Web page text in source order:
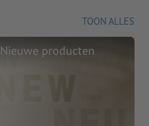
TOON ALLES
Nieuwe producten